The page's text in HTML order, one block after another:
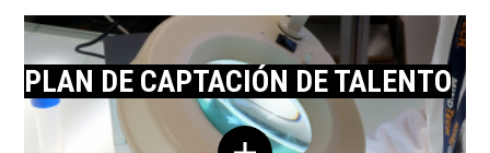
PLAN DE CAPTACIÓN DE TALENTO